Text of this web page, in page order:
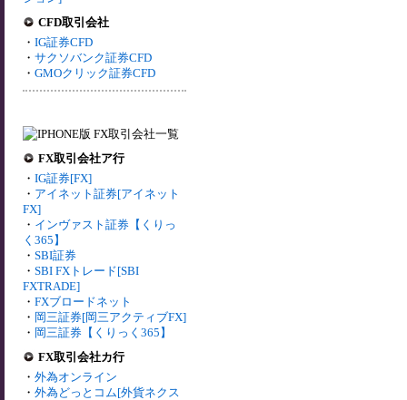
CFD取引会社
・ IG証券CFD
・ サクソバンク証券CFD
・ GMOクリック証券CFD
FX取引会社ア行
・ IG証券[FX]
・ アイネット証券[アイネット
FX]
・ インヴァスト証券【くりっ
く365】
・ SBI証券
・ SBI FXトレード[SBI
FXTRADE]
・ FXブロードネット
・ 岡三証券[岡三アクティブFX]
・ 岡三証券【くりっく365】
FX取引会社カ行
・ 外為オンライン
・ 外為どっとコム[外貨ネクス